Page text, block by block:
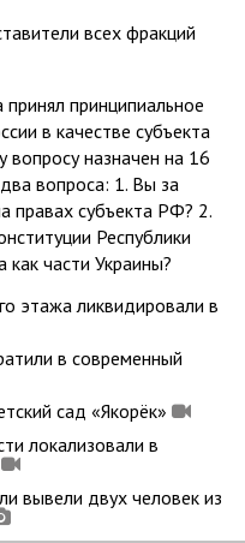
всех фракций
принципиальное
в качестве субъекта
назначен на 16
вопроса: 1. Вы за
правах субъекта РФ? 2.
Республики
части Украины?
этажа ликвидировали в
в современный
сад «Якорёк»
локализовали в
вывели двух человек из